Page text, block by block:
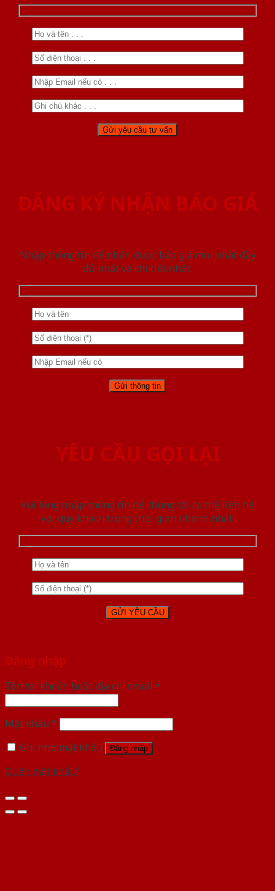
ĐĂNG KÝ NHẬN BÁO GIÁ
Nhập thông tin để nhận được báo giá mới nhât đầy
đủ nhất và chi tiết nhất.
YÊU CẦU GỌI LẠI
Vui lòng nhập thông tin để chúng tôi có thể liên hệ
với quý khách trong thời gian nhanh nhất.
Đăng nhập
Tên tài khoản hoặc địa chỉ email *
Mật khẩu *
Ghi nhớ mật khẩu
Đăng nhập
Quên mật khẩu?